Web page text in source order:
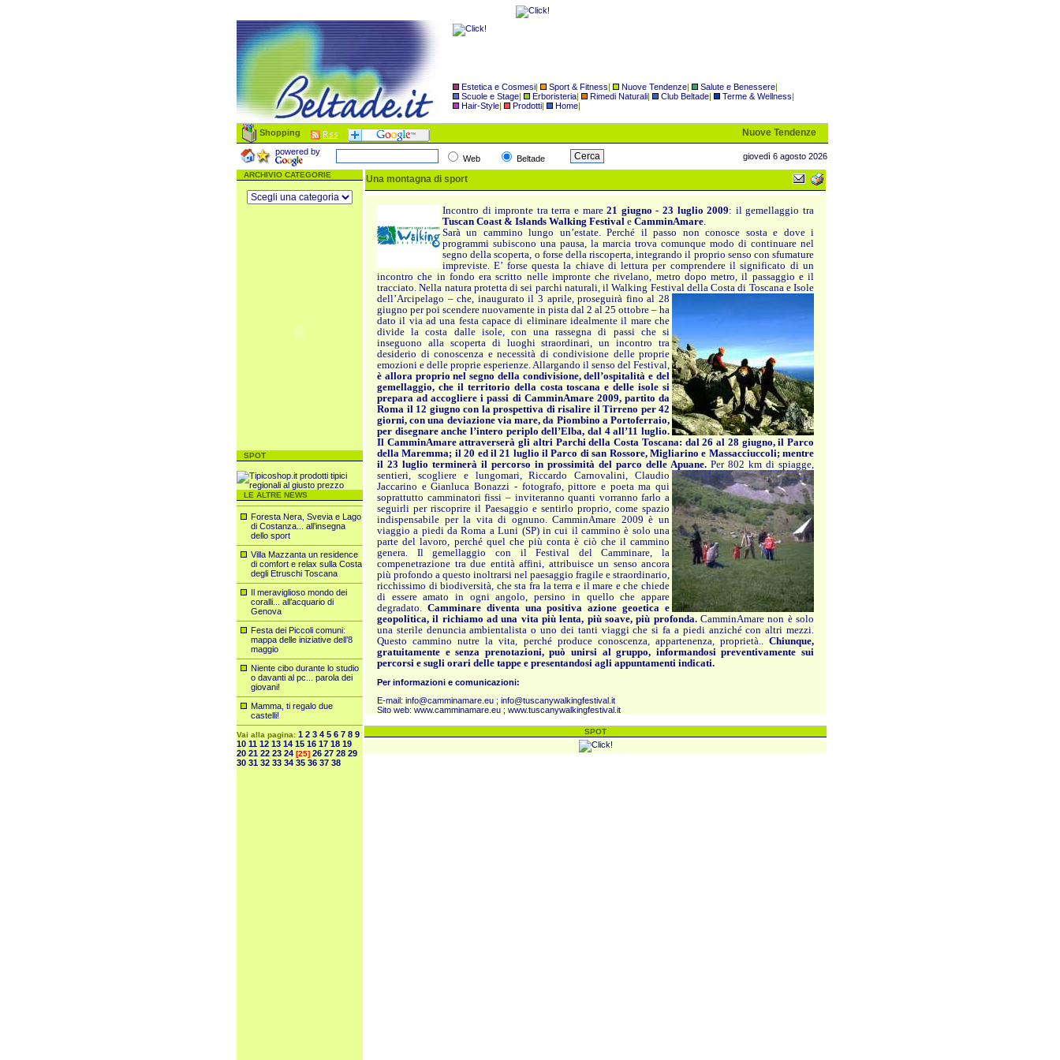
Estetica e Cosmesi| Sport & Fitness| Nuove Tendenze| Salute e Benessere|
Scuole e Stage| Erboristeria| Rimedi Naturali| Club Beltade| Terme & Wellness|
Hair-Style| Prodotti| Home|
Shopping Nuove Tendenze
powered by
Web Beltade giovedì 6 agosto 2026
ARCHIVIO CATEGORIE
SPOT
LE ALTRE NEWS
Foresta Nera, Svevia e Lago
di Costanza... all’insegna
dello sport
Villa Mazzanta un residence
di comfort e relax sulla Costa
degli Etruschi Toscana
Il meraviglioso mondo dei
coralli... all’acquario di
Genova
Festa dei Piccoli comuni:
mappa delle iniziative dell’8
maggio
Niente cibo durante lo studio
o davanti al pc... parola dei
giovani!
Mamma, ti regalo due
castelli!
Vai alla pagina: 1 2 3 4 5 6 7 8 9
10 11 12 13 14 15 16 17 18 19
20 21 22 23 24 [25] 26 27 28 29
30 31 32 33 34 35 36 37 38
Una montagna di sport
Incontro di impronte tra terra e mare21 giugno - 23 luglio 2009: il gemellaggio tra
Tuscan Coast & Islands Walking Festival e CamminAmare.
Sarà un cammino lungo un’estate. Perché il passo non conosce sosta e dove i
programmi subiscono una pausa, la marcia trova comunque modo di continuare nel
segno della scoperta, o forse della riscoperta, integrando il proprio senso con sfumature
impreviste. E’ forse questa la chiave di lettura per comprendere il significato di un
incontro che in fondo era scritto nelle impronte che rivelano, metro dopo metro, il passaggio e il
tracciato. Nella natura protetta di sei parchi naturali, il Walking Festival della Costa di Toscana e Isole
dell’Arcipelago – che, inaugurato il 3 aprile, proseguirà fino al 28
giugno per poi scendere nuovamente in pista dal 2 al 25 ottobre – ha
dato il via ad una festa capace di eliminare idealmente il mare che
divide la costa dalle isole, con una rassegna di passi che si
inseguono alla scoperta di luoghi straordinari, un incontro tra
desiderio di conoscenza e necessità di condivisione delle proprie
emozioni e delle proprie esperienze. Allargando il senso del Festival,
è allora proprio nel segno della condivisione, dell’ospitalità e del
gemellaggio, che il territorio della costa toscana e delle isole si
prepara ad accogliere i passi di CamminAmare 2009, partito da
Roma il 12 giugno con la prospettiva di risalire il Tirreno per 42
giorni, con una deviazione via mare, da Piombino a Portoferraio,
per disegnare anche l’intero periplo dell’Elba, dal 4 all’11 luglio.
Il CamminAmare attraverserà gli altri Parchi della Costa Toscana: dal 26 al 28 giugno, il Parco
della Maremma; il 20 ed il 21 luglio il Parco di san Rossore, Migliarino e Massacciuccoli; mentre
il 23 luglio terminerà il percorso in prossimità del parco delle Apuane. Per 802 km di spiagge,
sentieri, scogliere e lungomari, Riccardo Carnovalini, Claudio
Jaccarino e Gianluca Bonazzi - fotografo, pittore e poeta ma qui
soprattutto camminatori fissi – inviteranno quanti vorranno farlo a
seguirli per riscoprire il Paesaggio e sentirlo proprio, come spazio
indispensabile per la vita di ognuno. CamminAmare 2009 è un
viaggio a piedi da Roma a Luni (SP) in cui il cammino è solo una
parte del lavoro, perché quel che più conta è ciò che il cammino
genera. Il gemellaggio con il Festival del Camminare, la
compenetrazione tra due entità affini, attribuisce un senso ancora
più profondo a questo inoltrarsi nel paesaggio fragile e straordinario,
ricchissimo di biodiversità, che sta fra la terra e il mare e che chiede
di essere amato in ogni angolo, persino in quello che appare
degradato. Camminare diventa una positiva azione geoetica e
geopolitica, il richiamo ad una vita più lenta, più soave, più profonda. CamminAmare non è solo
una sterile denuncia ambientalista o uno dei tanti viaggi che si fa a piedi anziché con altri mezzi.
Questo cammino nutre la vita, perché produce conoscenza, appartenenza, proprietà.. Chiunque,
gratuitamente e senza prenotazioni, può unirsi al gruppo, informandosi preventivamente sui
percorsi e sugli orari delle tappe e presentandosi agli appuntamenti indicati.
Per informazioni e comunicazioni:
E-mail: info@camminamare.eu ; info@tuscanywalkingfestival.it
Sito web: www.camminamare.eu ; www.tuscanywalkingfestival.it
SPOT